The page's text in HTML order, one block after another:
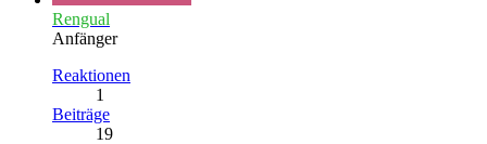
Rengual
Anfänger
Reaktionen
1
Beiträge
19